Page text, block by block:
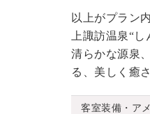
以上がプラン
上諏訪温泉“
清らかな源泉
る、美しく癒
客室装備・ア